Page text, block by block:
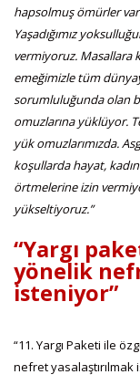
hapsolmuş ömürler
Yaşadığımız
vermiyoruz. Masallara
emeğimizle tüm
sorumluluğunda olan
omuzlarına yüklüyor.
yük omuzlarımızda.
koşullarda hayat,
örtmelerine izin
yükseltiyoruz.”
“Yargı
yönelik
isteniyor”
“11. Yargı Paketi ile
nefret yasalaştırılmak